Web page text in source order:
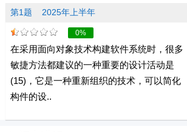
第1题 2025年上半年
0%
在采用面向对象技术构建软件系统时，很多
敏捷方法都建议的一种重要的设计活动是
(15)，它是一种重新组织的技术，可以简化
构件的设..